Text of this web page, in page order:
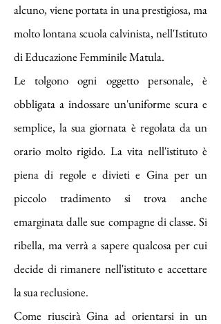
alcuno, viene portata in una prestigiosa, ma
molto lontana scuola calvinista, nell'Istituto
di Educazione Femminile Matula.
Le tolgono ogni oggetto personale, è
obbligata a indossare un'uniforme scura e
semplice, la sua giornata è regolata da un
orario molto rigido. La vita nell'istituto è
piena di regole e divieti e Gina per un
piccolo tradimento si trova anche
emarginata dalle sue compagne di classe. Si
ribella, ma verrà a sapere qualcosa per cui
decide di rimanere nell'istituto e accettare
la sua reclusione.
Come riuscirà Gina ad orientarsi in un